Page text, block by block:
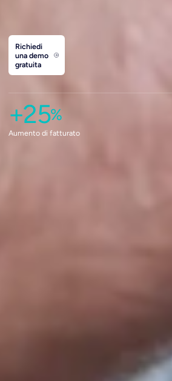
Richiedi
una demo
gratuita
+25%
Aumento di fatturato